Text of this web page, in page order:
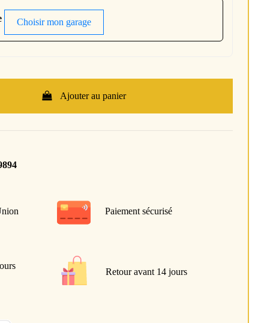
Choisir mon garage
Ajouter au panier
Paiement sécurisé
Retour avant 14 jours